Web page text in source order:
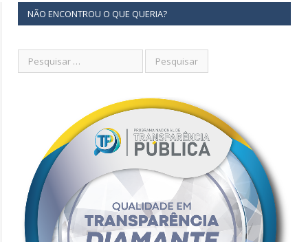
NÃO ENCONTROU O QUE QUERIA?